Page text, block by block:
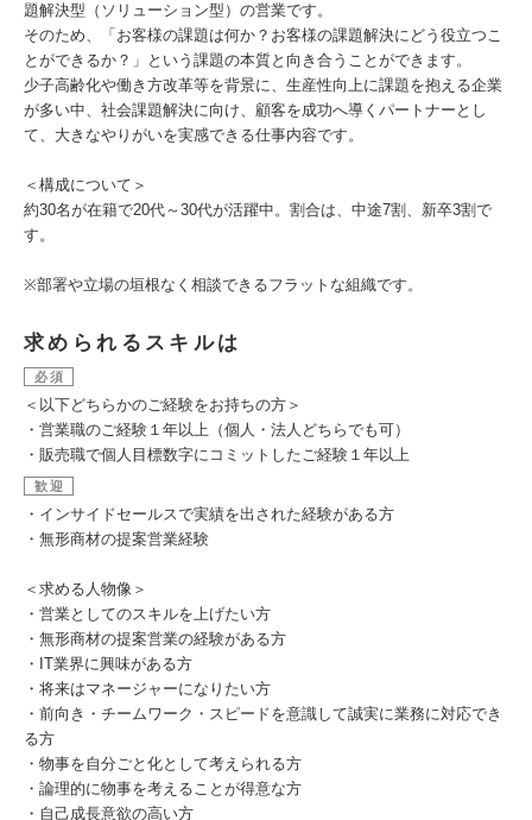
題解決型（ソリューション型）の営業です。
そのため、「お客様の課題は何か？お客様の課題解決にどう役立つこ
とができるか？」という課題の本質と向き合うことができます。
少子高齢化や働き方改革等を背景に、生産性向上に課題を抱える企業
が多い中、社会課題解決に向け、顧客を成功へ導くパートナーとし
て、大きなやりがいを実感できる仕事内容です。
＜構成について＞
約30名が在籍で20代～30代が活躍中。割合は、中途7割、新卒3割で
す。
※部署や立場の垣根なく相談できるフラットな組織です。
求められるスキルは
必須
＜以下どちらかのご経験をお持ちの方＞
・営業職のご経験１年以上（個人・法人どちらでも可）
・販売職で個人目標数字にコミットしたご経験１年以上
歓迎
・インサイドセールスで実績を出された経験がある方
・無形商材の提案営業経験
＜求める人物像＞
・営業としてのスキルを上げたい方
・無形商材の提案営業の経験がある方
・IT業界に興味がある方
・将来はマネージャーになりたい方
・前向き・チームワーク・スピードを意識して誠実に業務に対応でき
る方
・物事を自分ごと化として考えられる方
・論理的に物事を考えることが得意な方
・自己成長意欲の高い方